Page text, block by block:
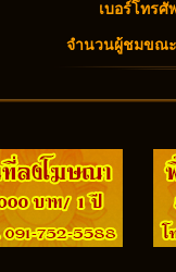
เบอร์โทรศั
จำนวนผู้ชมขณ